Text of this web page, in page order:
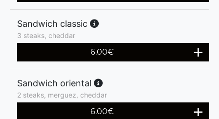
Sandwich classic
3 steaks, cheddar
6.00€
Sandwich oriental
2 steaks, merguez, cheddar
6.00€